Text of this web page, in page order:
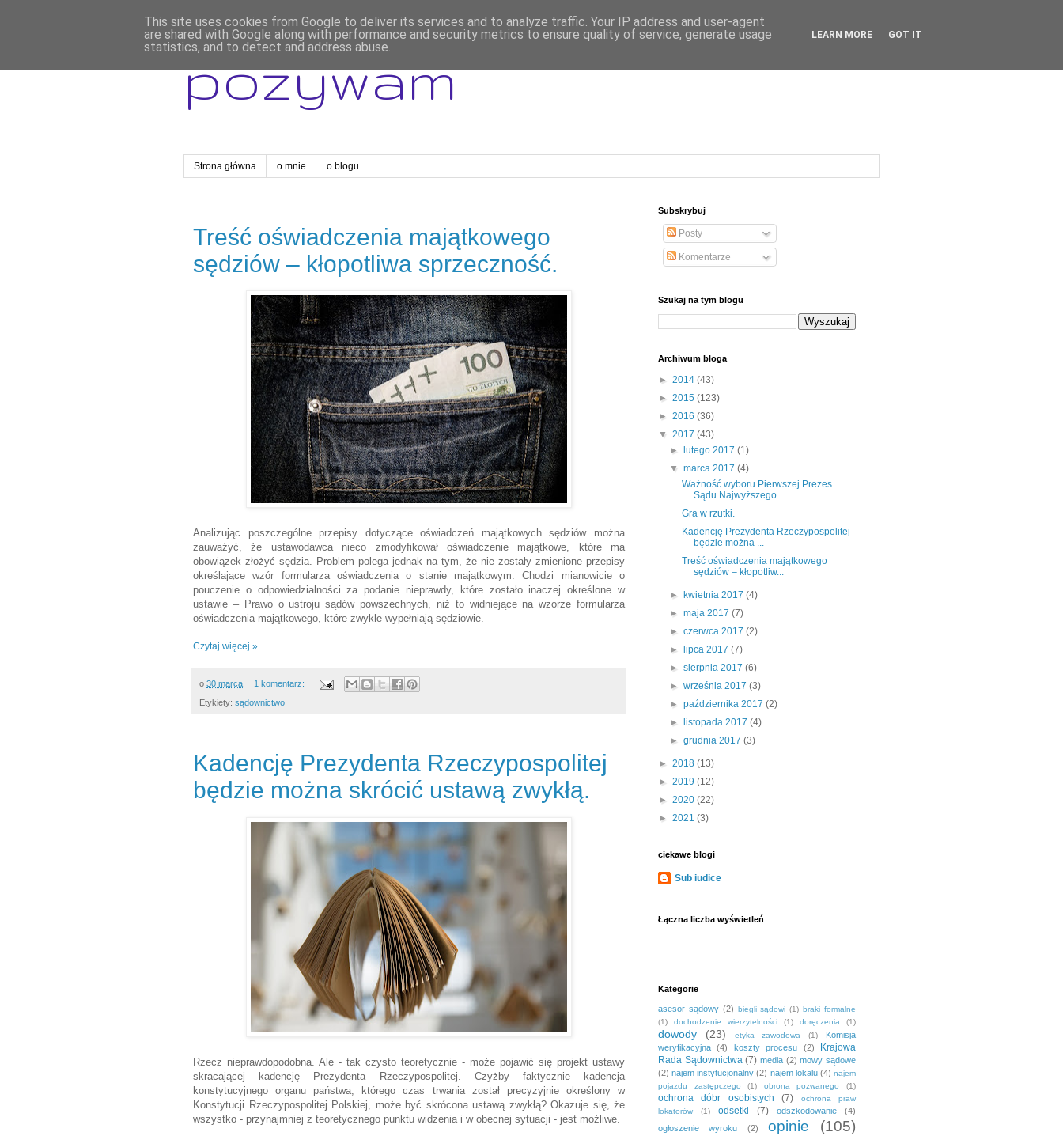
pozywam
Strona główna o mnie o blogu
Treść oświadczenia majątkowego
sędziów – kłopotliwa sprzeczność.
Analizując poszczególne przepisy dotyczące oświadczeń majątkowych sędziów można
zauważyć, że ustawodawca nieco zmodyfikował oświadczenie majątkowe, które ma
obowiązek złożyć sędzia. Problem polega jednak na tym, że nie zostały zmienione przepisy
określające wzór formularza oświadczenia o stanie majątkowym. Chodzi mianowicie o
pouczenie o odpowiedzialności za podanie nieprawdy, które zostało inaczej określone w
ustawie – Prawo o ustroju sądów powszechnych, niż to widniejące na wzorze formularza
oświadczenia majątkowego, które zwykle wypełniają sędziowie.
Czytaj więcej »
o 30 marca 1 komentarz:
Etykiety: sądownictwo
Kadencję Prezydenta Rzeczypospolitej
będzie można skrócić ustawą zwykłą.
Rzecz nieprawdopodobna. Ale - tak czysto teoretycznie - może pojawić się projekt ustawy
skracającej kadencję Prezydenta Rzeczypospolitej. Czyżby faktycznie kadencja
konstytucyjnego organu państwa, którego czas trwania został precyzyjnie określony w
Konstytucji Rzeczypospolitej Polskiej, może być skrócona ustawą zwykłą? Okazuje się, że
wszystko - przynajmniej z teoretycznego punktu widzenia i w obecnej sytuacji - jest możliwe.
Subskrybuj
Posty
Komentarze
Szukaj na tym blogu
Archiwum bloga
► 2014 (43)
► 2015 (123)
► 2016 (36)
▼ 2017 (43)
►
lutego 2017(1)
▼marca 2017(4)
Ważność wyboru Pierwszej Prezes
Sądu Najwyższego.
Gra w rzutki.
Kadencję Prezydenta Rzeczypospolitej
będzie można ...
Treść oświadczenia majątkowego
sędziów – kłopotliw...
► kwietnia 2017(4)
►maja 2017(7)
►czerwca 2017(2)
►
lipca 2017(7)
►sierpnia 2017(6)
►września 2017(3)
►października 2017(2)
►
listopada 2017(4)
►grudnia 2017(3)
► 2018 (13)
► 2019 (12)
► 2020 (22)
► 2021 (3)
ciekawe blogi
Sub iudice
Łączna liczba wyświetleń
Kategorie
asesor sądowy (2) biegli sądowi (1) braki formalne
(1)
dochodzenie wierzytelności (1) doręczenia (1)
dowody (23) etyka zawodowa (1)
Komisja
weryfikacyjna
(4) koszty procesu (2)
Krajowa
Rada Sądownictwa (7) media (2) mowy sądowe
(2) najem instytucjonalny (2) najem lokalu (4) najem
pojazdu zastępczego
(1) obrona pozwanego (1)
ochrona dóbr osobistych (7)
ochrona praw
lokatorów
(1) odsetki (7) odszkodowanie
(4)
ogłoszenie wyroku
(2) opinie (105)
This site uses cookies from Google to deliver its services and to analyze traffic. Your IP address and user-agent
are shared with Google along with performance and security metrics to ensure quality of service, generate usage
statistics, and to detect and address abuse.
LEARN MORE GOT IT